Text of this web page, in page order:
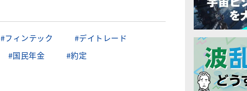
#フィンテック
#デイトレード
#国民年金
#約定